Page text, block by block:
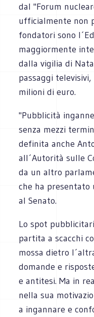
dal "Forum
ufficialmente non
fondatori sono
maggiormente
dalla vigilia di
passaggi
milioni di euro.
"Pubblicità
senza mezzi
definita anche
all´Autorità sulle
da un altro
che ha
al Senato.
Lo spot
partita a scacchi
mossa dietro
domande e
e antitesi. Ma in
nella sua
a ingannare e